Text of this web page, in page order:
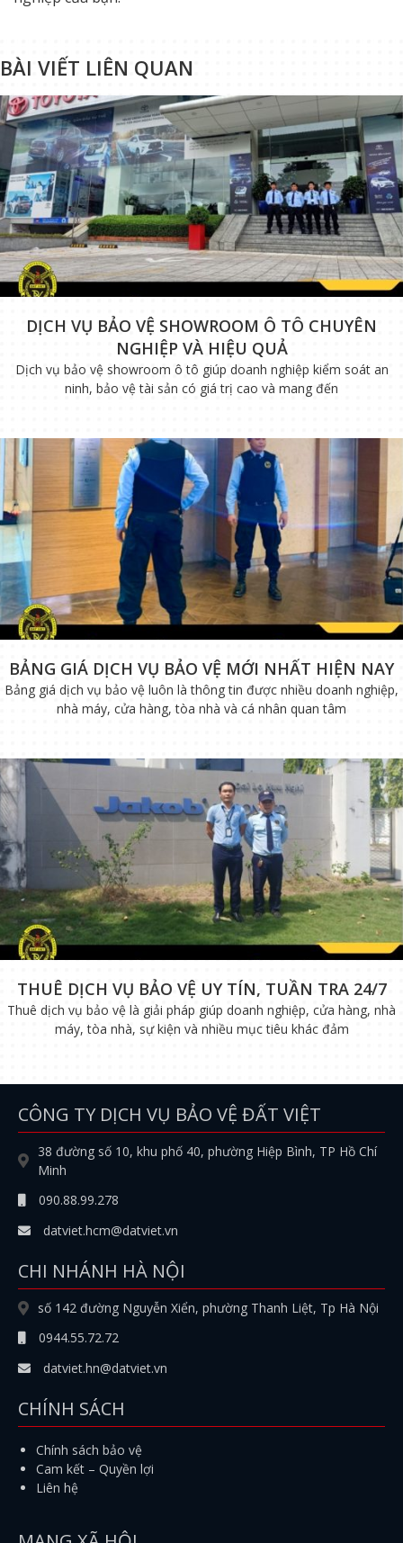
BÀI VIẾT LIÊN QUAN
DỊCH VỤ BẢO VỆ SHOWROOM Ô TÔ CHUYÊN
NGHIỆP VÀ HIỆU QUẢ
Dịch vụ bảo vệ showroom ô tô giúp doanh nghiệp kiểm soát an
ninh, bảo vệ tài sản có giá trị cao và mang đến
BẢNG GIÁ DỊCH VỤ BẢO VỆ MỚI NHẤT HIỆN NAY
Bảng giá dịch vụ bảo vệ luôn là thông tin được nhiều doanh nghiệp,
nhà máy, cửa hàng, tòa nhà và cá nhân quan tâm
THUÊ DỊCH VỤ BẢO VỆ UY TÍN, TUẦN TRA 24/7
Thuê dịch vụ bảo vệ là giải pháp giúp doanh nghiệp, cửa hàng, nhà
máy, tòa nhà, sự kiện và nhiều mục tiêu khác đảm
CÔNG TY DỊCH VỤ BẢO VỆ ĐẤT VIỆT
38 đường số 10, khu phố 40, phường Hiệp Bình, TP Hồ Chí
Minh
090.88.99.278
datviet.hcm@datviet.vn
CHI NHÁNH HÀ NỘI
số 142 đường Nguyễn Xiển, phường Thanh Liệt, Tp Hà Nội
0944.55.72.72
datviet.hn@datviet.vn
CHÍNH SÁCH
Chính sách bảo vệ
Cam kết – Quyền lợi
Liên hệ